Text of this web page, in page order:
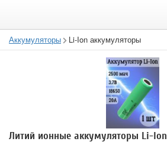
Аккумуляторы Li-Ion аккумуляторы
Литий ионные аккумуляторы Li-Ion